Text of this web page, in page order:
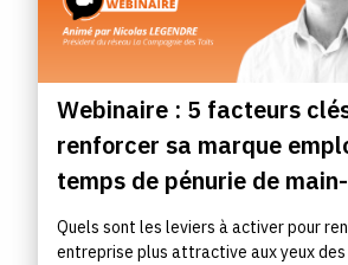
Webinaire : 5 facteurs
renforcer sa marque
temps de pénurie de
Quels sont les leviers à activer pour
entreprise plus attractive aux yeux